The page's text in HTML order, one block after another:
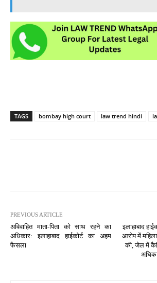
TAGS bombay high court law trend hindi
PREVIOUS ARTICLE
अविवाहित माता-पिता को साथ रहने का
अधिकार: इलाहाबाद हाईकोर्ट का अहम
फैसला
इलाहाबाद
आरोप में
की, जेल में